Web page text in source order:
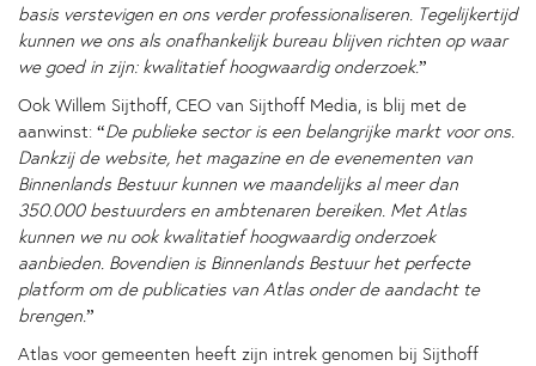
basis verstevigen en ons verder professionaliseren. Tegelijkertijd
kunnen we ons als onafhankelijk bureau blijven richten op waar
we goed in zijn: kwalitatief hoogwaardig onderzoek.”
Ook Willem Sijthoff, CEO van Sijthoff Media, is blij met de
aanwinst: “De publieke sector is een belangrijke markt voor ons.
Dankzij de website, het magazine en de evenementen van
Binnenlands Bestuur kunnen we maandelijks al meer dan
350.000 bestuurders en ambtenaren bereiken. Met Atlas
kunnen we nu ook kwalitatief hoogwaardig onderzoek
aanbieden. Bovendien is Binnenlands Bestuur het perfecte
platform om de publicaties van Atlas onder de aandacht te
brengen.”
Atlas voor gemeenten heeft zijn intrek genomen bij Sijthoff